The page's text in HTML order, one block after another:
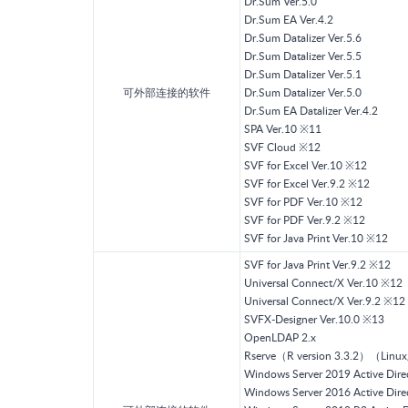
可外部连接的软件
Dr.Sum EA Ver.4.2
Dr.Sum Datalizer Ver.5.6
Dr.Sum Datalizer Ver.5.5
Dr.Sum Datalizer Ver.5.1
Dr.Sum Datalizer Ver.5.0
Dr.Sum EA Datalizer Ver.4.2
SPA Ver.10 ※11
SVF Cloud ※12
SVF for Excel Ver.10 ※12
SVF for Excel Ver.9.2 ※12
SVF for PDF Ver.10 ※12
SVF for PDF Ver.9.2 ※12
SVF for Java Print Ver.10 ※12
SVF for Java Print Ver.9.2 ※12
Universal Connect/X Ver.10 ※12
Universal Connect/X Ver.9.2 ※12
SVFX-Designer Ver.10.0 ※13
OpenLDAP 2.x
Rserve（R version 3.3.2）（
Windows Server 2019 Active
Windows Server 2016 Active